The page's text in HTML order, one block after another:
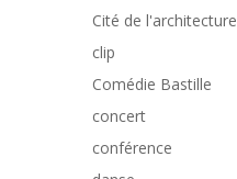
Cité de l'architecture
clip
Comédie Bastille
concert
conférence